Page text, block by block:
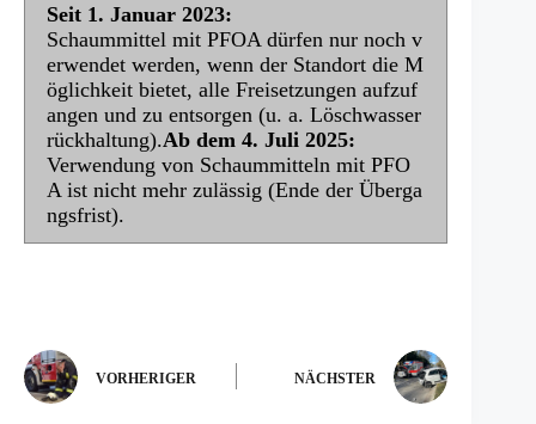
Seit 1. Januar 2023:
Schaummittel mit PFOA dürfen nur noch v
erwendet werden, wenn der Standort die M
öglichkeit bietet, alle Freisetzungen aufzuf
angen und zu entsorgen (u. a. Löschwasser
rückhaltung).Ab dem 4. Juli 2025:
Verwendung von Schaummitteln mit PFO
A ist nicht mehr zulässig (Ende der Überga
ngsfrist).
VORHERIGER NÄCHSTER